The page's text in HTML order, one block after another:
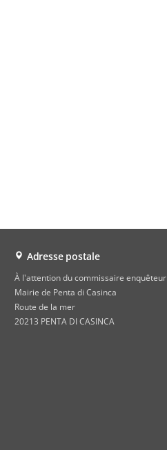
Adresse postale
À l'attention du commissaire enquêteur
Mairie de Penta di Casinca
Route de la mer
20213 PENTA DI CASINCA